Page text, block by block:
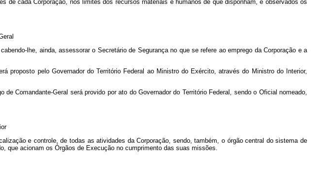
de cada Corporação, nos limites dos recursos materiais e humanos de que disponham, e observados os
lhe, ainda, assessorar o Secretário de Segurança no que se refere ao emprego da Corporação e a
proposto pelo Governador do Território Federal ao Ministro do Exército, através do Ministro do Interior,
Comandante-Geral será provido por ato do Governador do Território Federal, sendo o Oficial nomeado,
e controle, de todas as atividades da Corporação, sendo, também, o órgão central do sistema de
que acionam os Órgãos de Execução no cumprimento das suas missões.